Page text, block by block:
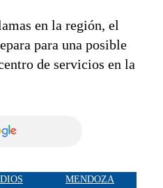
en la región, el
para una posible
de servicios en la
MENDOZA